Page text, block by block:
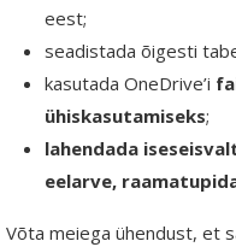
eest;
seadistada õigesti
kasutada OneDrive’i
ühiskasutamiseks;
lahendada
eelarve,
Võta meiega ühendust, et